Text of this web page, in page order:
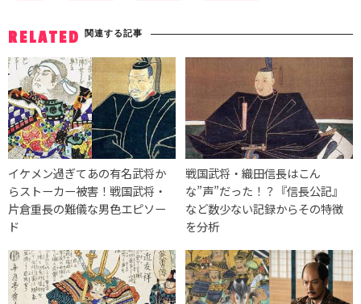
RELATED 関連する記事
イケメン過ぎてあの有名武将か
らストーカー被害！戦国武将・
片倉重長の難儀な男色エピソー
ド
戦国武将・織田信長はこん
な”声”だった！？『信長公記』
など数少ない記録からその特徴
を分析